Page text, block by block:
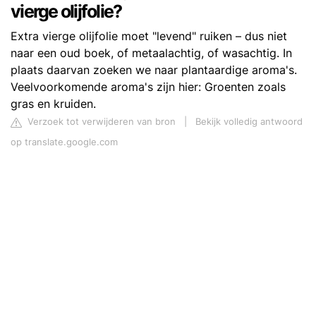
vierge olijfolie?
Extra vierge olijfolie moet "levend" ruiken – dus niet
naar een oud boek, of metaalachtig, of wasachtig. In
plaats daarvan zoeken we naar plantaardige aroma's.
Veelvoorkomende aroma's zijn hier: Groenten zoals
gras en kruiden.
Verzoek tot verwijderen van bron
Bekijk volledig antwoord
op translate.google.com